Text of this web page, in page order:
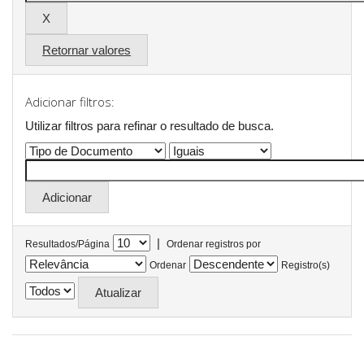
Retornar valores
Adicionar filtros:
Utilizar filtros para refinar o resultado de busca.
Resultados/Página |
Ordenar registros por
Ordenar
Registro(s)